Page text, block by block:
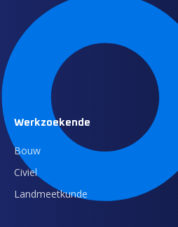
Werkzoekende
Bouw
Civiel
Landmeetkunde